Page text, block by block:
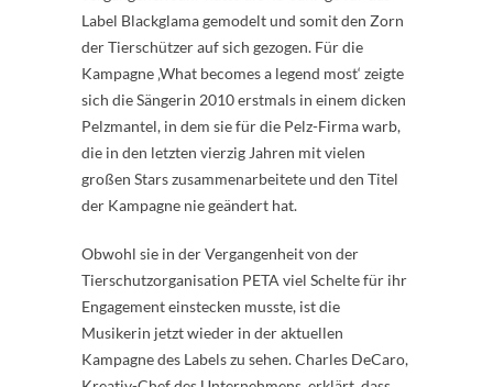
Label Blackglama gemodelt und somit den Zorn
der Tierschützer auf sich gezogen. Für die
Kampagne ‚What becomes a legend most‘ zeigte
sich die Sängerin 2010 erstmals in einem dicken
Pelzmantel, in dem sie für die Pelz-Firma warb,
die in den letzten vierzig Jahren mit vielen
großen Stars zusammenarbeitete und den Titel
der Kampagne nie geändert hat.
Obwohl sie in der Vergangenheit von der
Tierschutzorganisation PETA viel Schelte für ihr
Engagement einstecken musste, ist die
Musikerin jetzt wieder in der aktuellen
Kampagne des Labels zu sehen. Charles DeCaro,